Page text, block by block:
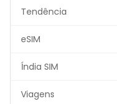
Tendência
eSIM
Índia SIM
Viagens